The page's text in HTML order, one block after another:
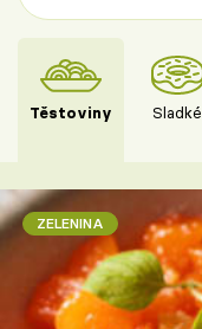
Těstoviny Sladké
ZELENINA